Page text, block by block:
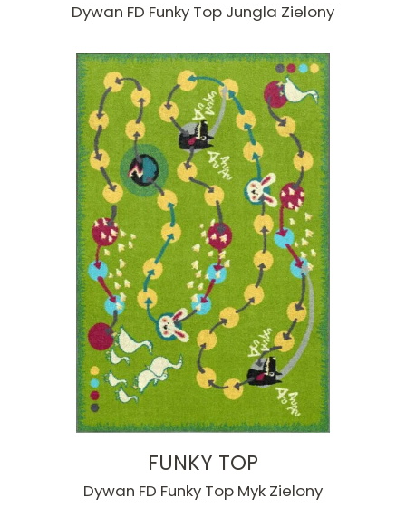
Dywan FD Funky Top Jungla Zielony
FUNKY TOP
Dywan FD Funky Top Myk Zielony